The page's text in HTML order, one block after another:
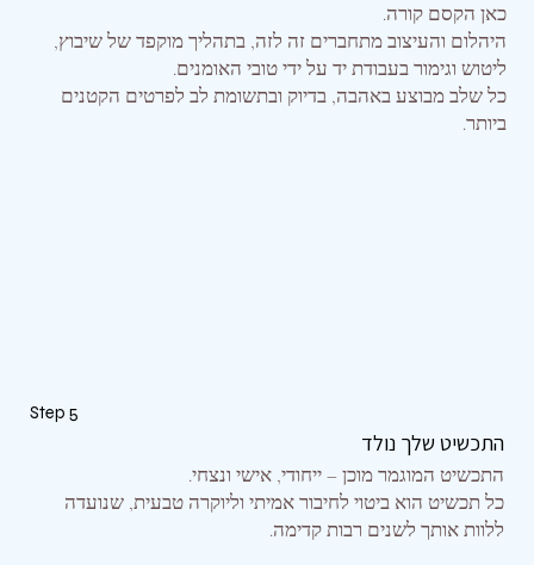
כאן הקסם קורה.
היהלום והעיצוב מתחברים זה לזה, בתהליך מוקפד של שיבוץ,
ליטוש וגימור בעבודת יד על ידי טובי האומנים.
כל שלב מבוצע באהבה, בדיוק ובתשומת לב לפרטים הקטנים
ביותר.
Step 5
התכשיט שלך נולד
​התכשיט המוגמר מוכן – ייחודי, אישי ונצחי.
כל תכשיט הוא ביטוי לחיבור אמיתי וליוקרה טבעית, שנועדה
ללוות אותך לשנים רבות קדימה.